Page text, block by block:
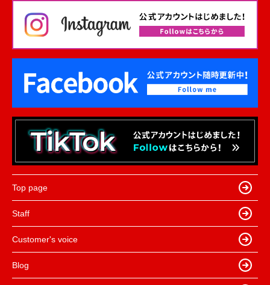
Top page
Staff
Customer's voice
Blog